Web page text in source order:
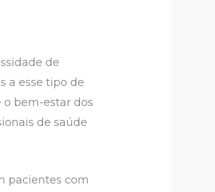
de
a esse tipo de
o bem-estar dos
de saúde
pacientes com